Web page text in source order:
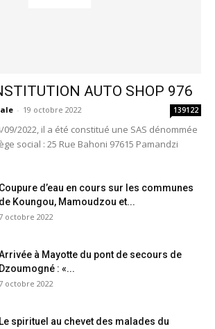
AUTO SHOP 976
- 19 octobre 2022 139122
09/2022, il a été constitué une SAS dénommée
social : 25 Rue Bahoni 97615 Pamandzi
Coupure d’eau en cours sur les communes
de Koungou, Mamoudzou et...
octobre 2022
à Mayotte du pont de secours de
Dzoumogné : «...
octobre 2022
Le spirituel au chevet des malades du